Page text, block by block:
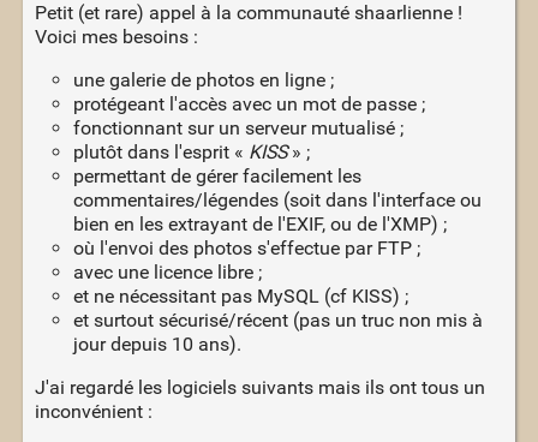
Petit (et rare) appel à la communauté shaarlienne !
Voici mes besoins :
une galerie de photos en ligne ;
protégeant l'accès avec un mot de passe ;
fonctionnant sur un serveur mutualisé ;
plutôt dans l'esprit « KISS» ;
permettant de gérer facilement les
commentaires/légendes (soit dans l'interface ou
bien en les extrayant de l'EXIF, ou de l'XMP) ;
où l'envoi des photos s'effectue par FTP ;
avec une licence libre ;
et ne nécessitant pas MySQL (cf KISS) ;
et surtout sécurisé/récent (pas un truc non mis à
jour depuis 10 ans).
J'ai regardé les logiciels suivants mais ils ont tous un
inconvénient :